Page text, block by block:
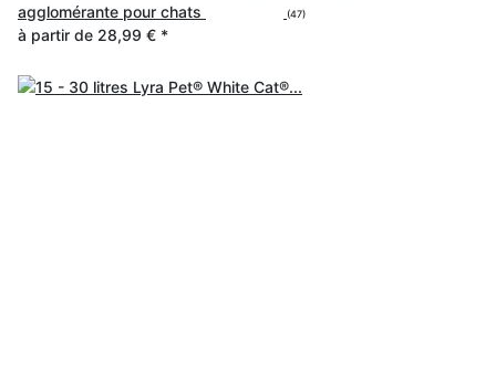
agglomérante pour chats
(47)
à partir de 28,99 € *